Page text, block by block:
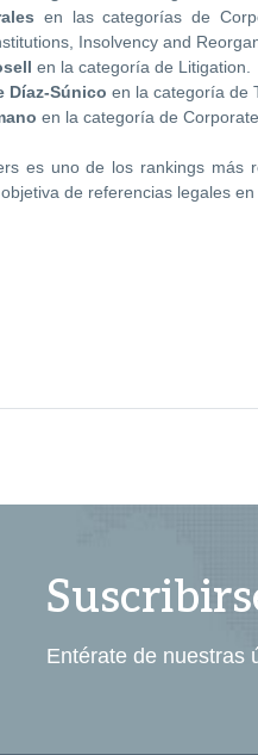
en las categorías de
Insolvency and
en la categoría de Litigation.
Díaz-Súnico en la categoría de
en la categoría de
es uno de los rankings más
de referencias legales
Entérate de nuestras